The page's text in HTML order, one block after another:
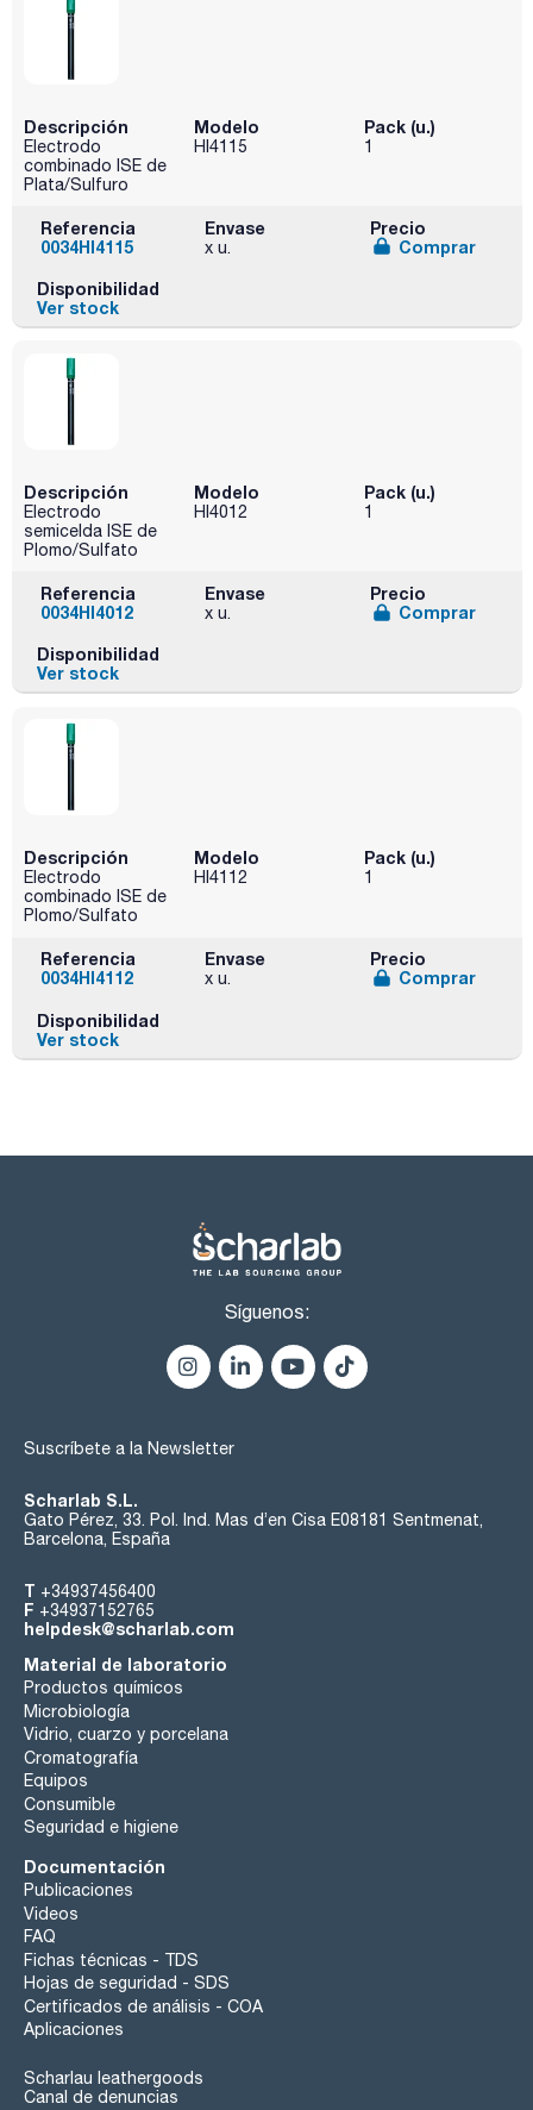
Descripción
Electrodo
combinado ISE de
Plata/Sulfuro
Modelo
HI4115
Pack (u.)
1
Referencia
0034HI4115
Envase
x u.
Precio
Comprar
Disponibilidad
Ver stock
Descripción
Electrodo
semicelda ISE de
Plomo/Sulfato
Modelo
HI4012
Pack (u.)
1
Referencia
0034HI4012
Envase
x u.
Precio
Comprar
Disponibilidad
Ver stock
Descripción
Electrodo
combinado ISE de
Plomo/Sulfato
Modelo
HI4112
Pack (u.)
1
Referencia
0034HI4112
Envase
x u.
Precio
Comprar
Disponibilidad
Ver stock
Síguenos:
Suscríbete a la Newsletter
Scharlab S.L.
Gato Pérez, 33. Pol. Ind. Mas d’en Cisa E08181 Sentmenat,
Barcelona, España
T +34937456400
F +34937152765
helpdesk@scharlab.com
Material de laboratorio
Productos químicos
Microbiología
Vidrio, cuarzo y porcelana
Cromatografía
Equipos
Consumible
Seguridad e higiene
Documentación
Publicaciones
Videos
FAQ
Fichas técnicas - TDS
Hojas de seguridad - SDS
Certificados de análisis - COA
Aplicaciones
Scharlau leathergoods
Canal de denuncias